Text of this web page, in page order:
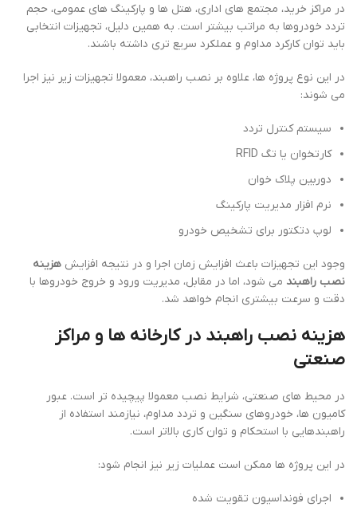
در مراکز خرید، مجتمع های اداری، هتل ها و پارکینگ های عمومی، حجم
تردد خودروها به مراتب بیشتر است. به همین دلیل، تجهیزات انتخابی
باید توان کارکرد مداوم و عملکرد سریع تری داشته باشند.
در این نوع پروژه ها، علاوه بر نصب راهبند، معمولا تجهیزات زیر نیز اجرا
می شوند:
سیستم کنترل تردد
کارتخوان یا تگ RFID
دوربین پلاک خوان
نرم افزار مدیریت پارکینگ
لوپ دتکتور برای تشخیص خودرو
وجود این تجهیزات باعث افزایش زمان اجرا و در نتیجه افزایش هزینه
نصب راهبند می شود، اما در مقابل، مدیریت ورود و خروج خودروها با
دقت و سرعت بیشتری انجام خواهد شد.
هزینه نصب راهبند در کارخانه ها و مراکز
صنعتی
در محیط های صنعتی، شرایط نصب معمولا پیچیده تر است. عبور
کامیون ها، خودروهای سنگین و تردد مداوم، نیازمند استفاده از
راهبندهایی با استحکام و توان کاری بالاتر است.
در این پروژه ها ممکن است عملیات زیر نیز انجام شود:
اجرای فونداسیون تقویت شده